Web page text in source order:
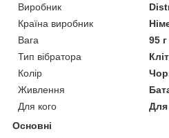
Виробник
Країна виробник
Вага
95 г
Тип вібратора
Колір
Живлення
Для кого
Для
Основні